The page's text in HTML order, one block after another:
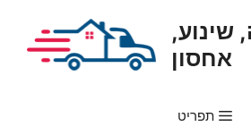
שינוע,
אחסון
תפריט